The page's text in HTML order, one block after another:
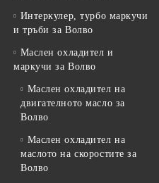
Интеркулер, турбо маркучи
и тръби за Волво
Маслен охладител и
маркучи за Волво
Маслен охладител на
двигателното масло за
Волво
Маслен охладител на
маслото на скоростите за
Волво